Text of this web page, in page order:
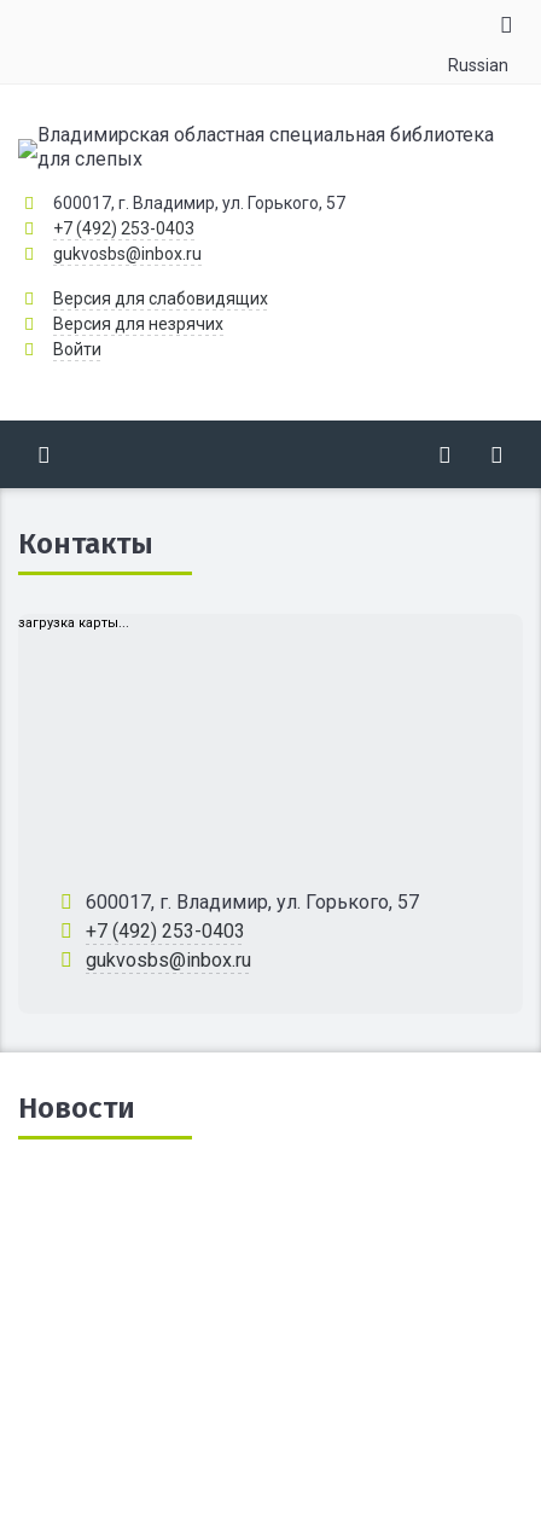
Russian
Владимирская областная специальная библиотека
для слепых
600017, г. Владимир, ул. Горького, 57
+7 (492) 253-0403
gukvosbs@inbox.ru
Версия для слабовидящих
Версия для незрячих
Войти
Контакты
загрузка карты...
600017, г. Владимир, ул. Горького, 57
+7 (492) 253-0403
gukvosbs@inbox.ru
Новости